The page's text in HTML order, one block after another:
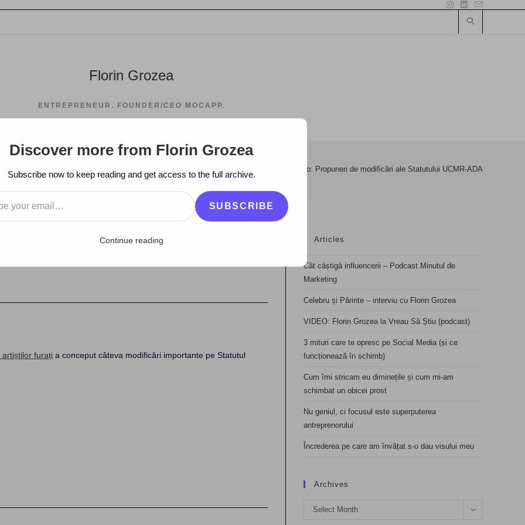
Florin Grozea
ENTREPRENEUR. FOUNDER/CEO MOCAPP.
March > > Drepturile.ro: Propuneri de modificări ale Statutului UCMR-ADA
de modificări ale
artiștilor furați a conceput câteva modificări importante pe Statutul
Articles
Cât câștigă influencerii – Podcast Minutul de
Marketing
Celebru și Părinte – interviu cu Florin Grozea
VIDEO: Florin Grozea la Vreau Să Știu (podcast)
3 mituri care te opresc pe Social Media (și ce
funcționează în schimb)
Cum îmi stricam eu diminețile și cum mi-am
schimbat un obicei prost
Nu geniul, ci focusul este superputerea
antreprenorului
Încrederea pe care am învățat s-o dau visului meu
Archives
Archives
Select Month
Discover more from Florin Grozea
Subscribe now to keep reading and get access to the full archive.
SUBSCRIBE
Continue reading